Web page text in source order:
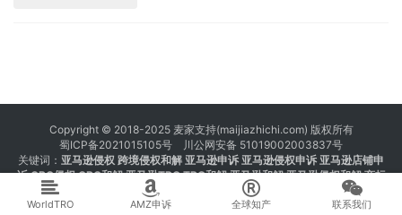
Copyright © 2018-2025 麦家支持(maijiazhichi.com) 版权所有
蜀ICP备2021015105号
川公网安备 51019002003837号
关键词： 亚马逊侵权 跨境侵权和解 亚马逊申诉 亚马逊侵权申诉 亚马逊店铺申
诉 GBC侵权 GBC和解 亚马逊TRO TRO和解 亚马逊和解 亚马逊侵权和解商标
注册 专利注册 版权注册
WorldTRO AMZ申诉 全球知产 联系我们